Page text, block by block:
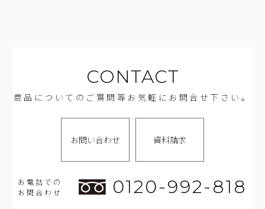
CONTACT
商品についてのご質問等お気軽にお問合せ下さい。
お問い合わせ 資料請求
お電話での
お問合わせ
0120-992-818